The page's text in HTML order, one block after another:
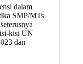
dalam
SMP/MTs
kisi UN
dan